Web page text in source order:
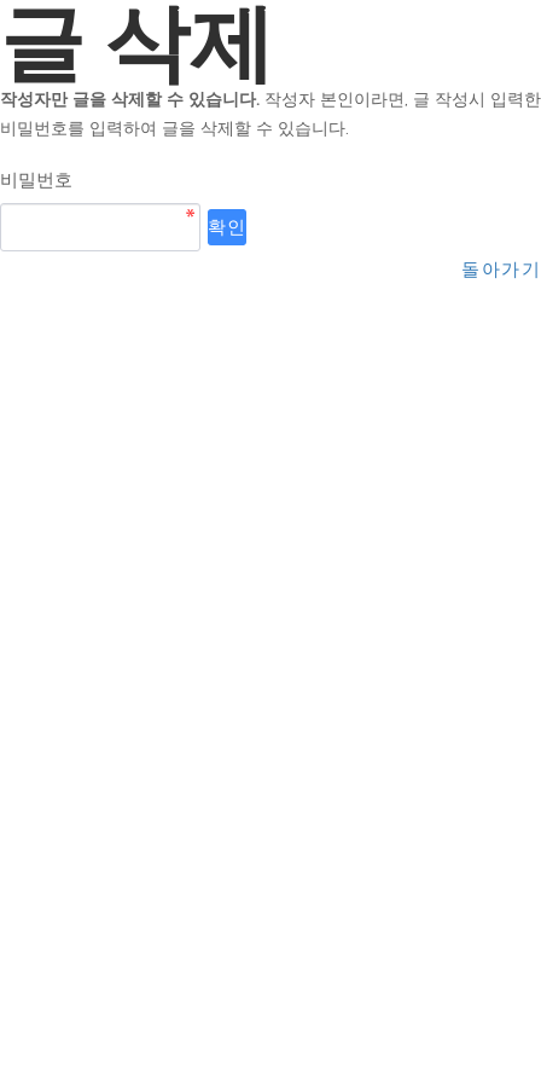
글 삭제
작성자만 글을 삭제할 수 있습니다. 작성자 본인이라면, 글 작성시 입력한
비밀번호를 입력하여 글을 삭제할 수 있습니다.
비밀번호
돌아가기